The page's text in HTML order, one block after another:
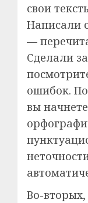
свои
Написали
—
Сделали
ошибок.
вы
Во-вторых,